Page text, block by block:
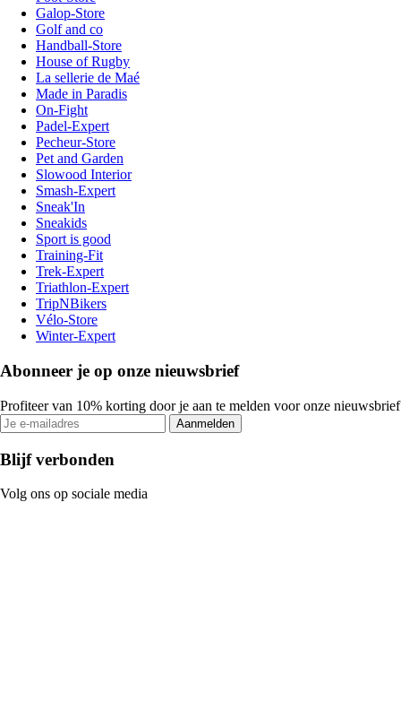
Galop-Store
Golf and co
Handball-Store
House of Rugby
La sellerie de Maé
Made in Paradis
On-Fight
Padel-Expert
Pecheur-Store
Pet and Garden
Slowood Interior
Smash-Expert
Sneak'In
Sneakids
Sport is good
Training-Fit
Trek-Expert
Triathlon-Expert
TripNBikers
Vélo-Store
Winter-Expert
Abonneer je op onze nieuwsbrief
Profiteer van 10% korting door je aan te melden voor onze nieuwsbrief
Aanmelden
Blijf verbonden
Volg ons op sociale media